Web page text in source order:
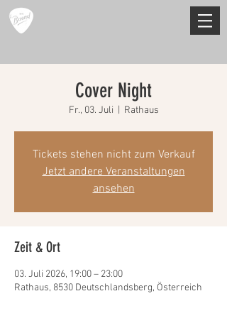
Cover Night
Fr., 03. Juli Rathaus
Tickets stehen nicht zum Verkauf
Jetzt andere Veranstaltungen
ansehen
Zeit & Ort
03. Juli 2026, 19:00 – 23:00
Rathaus, 8530 Deutschlandsberg, Österreich